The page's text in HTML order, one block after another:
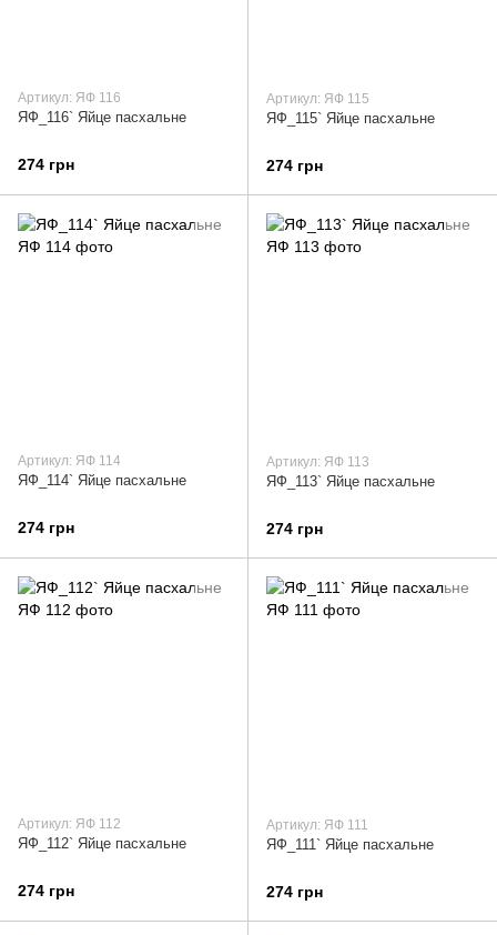
Артикул: ЯФ 116
ЯФ_116` Яйце пасхальне
274 грн
Артикул: ЯФ 115
ЯФ_115` Яйце пасхальне
274 грн
Артикул: ЯФ 114
ЯФ_114` Яйце пасхальне
274 грн
Артикул: ЯФ 113
ЯФ_113` Яйце пасхальне
274 грн
Артикул: ЯФ 112
ЯФ_112` Яйце пасхальне
274 грн
Артикул: ЯФ 111
ЯФ_111` Яйце пасхальне
274 грн